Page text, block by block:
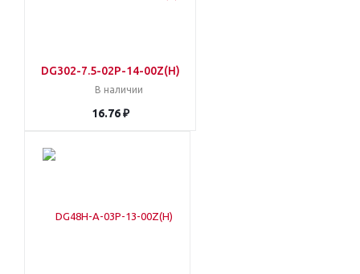
DG302-7.5-02P-14-00Z(H)
В наличии
16.76 ₽